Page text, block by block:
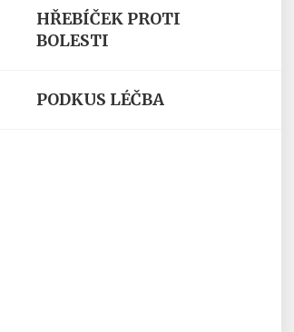
HŘEBÍČEK PROTI
BOLESTI
PODKUS LÉČBA